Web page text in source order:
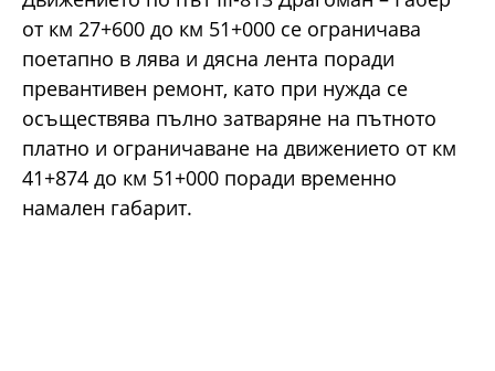
от км 27+600 до км 51+000 се ограничава
поетапно в лява и дясна лента поради
превантивен ремонт, като при нужда се
осъществява пълно затваряне на пътното
платно и ограничаване на движението от км
41+874 до км 51+000 поради временно
намален габарит.